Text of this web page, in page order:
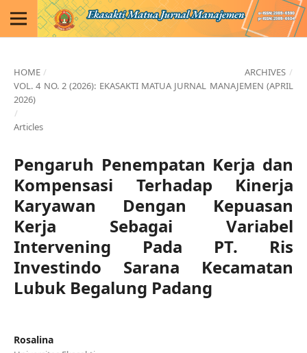
HOME / ARCHIVES /
VOL. 4 NO. 2 (2026): EKASAKTI MATUA JURNAL MANAJEMEN (APRIL
2026)
/
Articles
Pengaruh Penempatan Kerja dan
Kompensasi Terhadap Kinerja
Karyawan Dengan Kepuasan
Kerja Sebagai Variabel
Intervening Pada PT. Ris
Investindo Sarana Kecamatan
Lubuk Begalung Padang
Rosalina